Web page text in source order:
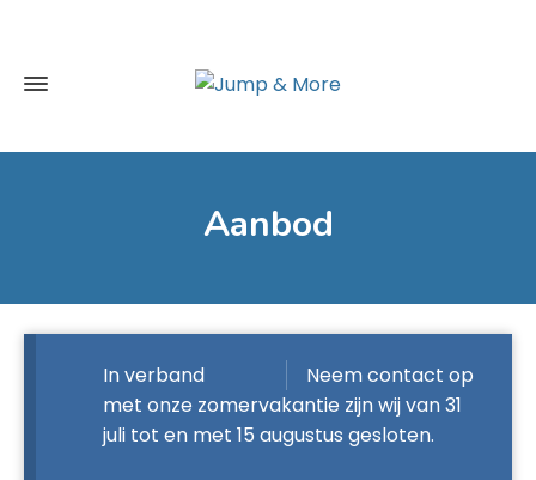
Aanbod
Neem contact op
In verband
met onze zomervakantie zijn wij van 31
juli tot en met 15 augustus gesloten.